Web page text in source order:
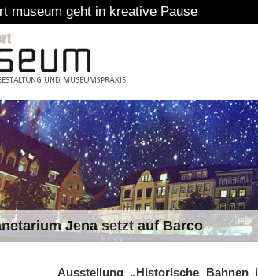
geht in kreative Pause
Jena setzt auf Barco
Ausstellung „Historische